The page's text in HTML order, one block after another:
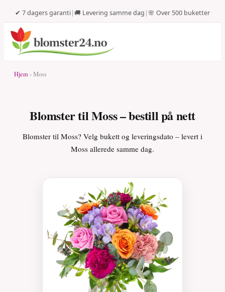
✔ 7 dagers garanti|🚚 Levering samme dag |🌸 Over 500 buketter
Hjem › Moss
Blomster til Moss – bestill på nett
Blomster til Moss? Velg bukett og leveringsdato – levert i
Moss allerede samme dag.